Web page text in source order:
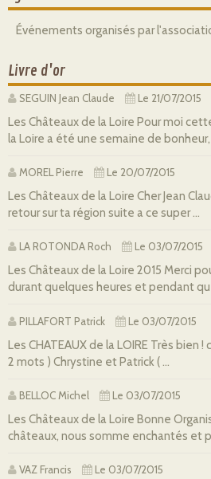
Événements organisés par
Livre d'or
SEGUIN Jean Claude Le 21/07/2015
Les Châteaux de la Loire Pour moi
la Loire a été une semaine de bonheur,
MOREL Pierre Le 20/07/2015
Les Châteaux de la Loire Cher Jean
retour sur ta région suite a ce super ...
LA ROTONDA Roch Le 03/07/2015
Les Châteaux de la Loire 2015 Merci
durant quelques heures et pendant
PILLAFORT Patrick Le 03/07/2015
Les CHATEAUX de la LOIRE Très bien
2 mots ) Chrystine et Patrick ( ...
BELLOC Michel Le 03/07/2015
Les Châteaux de la Loire Bonne
châteaux, nous somme enchantés et
VAZ Francis Le 03/07/2015